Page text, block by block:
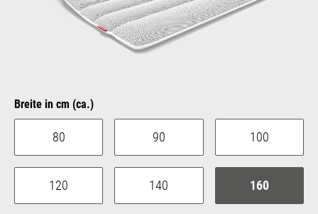
Breite in cm (ca.)auswählen
80 90 100
120 140 160